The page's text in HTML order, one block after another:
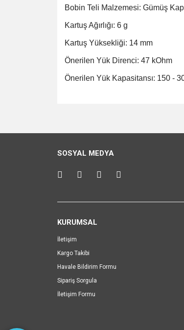
Bobin Teli Malzemesi: Gümüş
Kartuş Ağırlığı: 6 g
Kartuş Yüksekliği: 14 mm
Önerilen Yük Direnci: 47 kOhm
Önerilen Yük Kapasitansı: 150 -
Ürün açıklamasında eksik bilgiler
SOSYAL MEDYA
KURUMSAL
İletişim
Kargo Takibi
Havale Bildirim Formu
Sipariş Sorgula
İletişim Formu